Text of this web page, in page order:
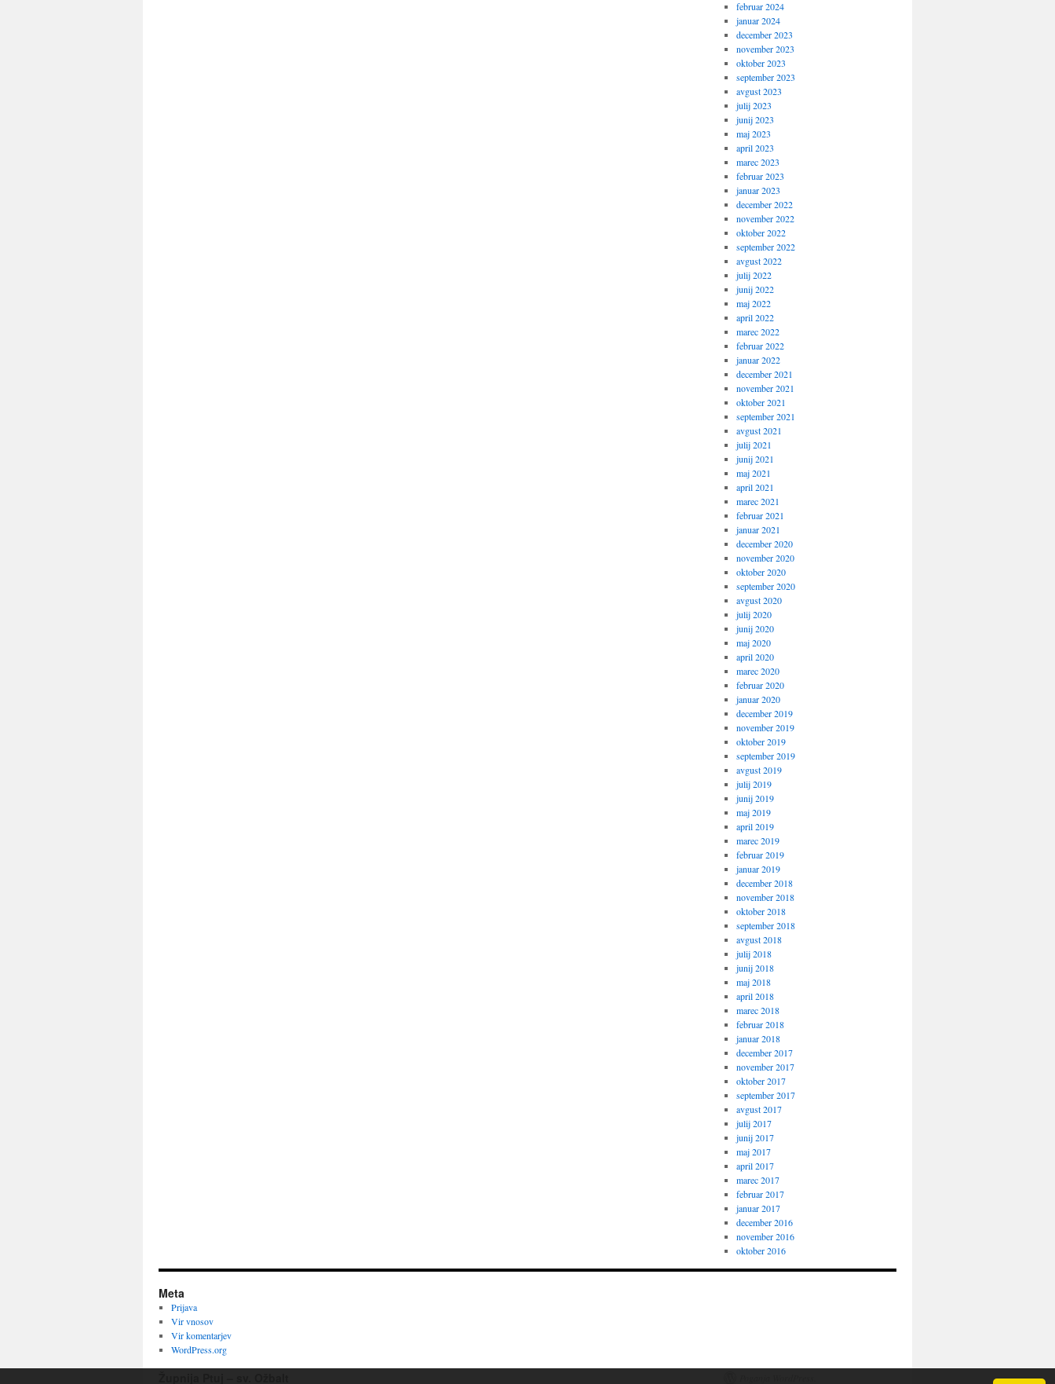
februar 2024
januar 2024
december 2023
november 2023
oktober 2023
september 2023
avgust 2023
julij 2023
junij 2023
maj 2023
april 2023
marec 2023
februar 2023
januar 2023
december 2022
november 2022
oktober 2022
september 2022
avgust 2022
julij 2022
junij 2022
maj 2022
april 2022
marec 2022
februar 2022
januar 2022
december 2021
november 2021
oktober 2021
september 2021
avgust 2021
julij 2021
junij 2021
maj 2021
april 2021
marec 2021
februar 2021
januar 2021
december 2020
november 2020
oktober 2020
september 2020
avgust 2020
julij 2020
junij 2020
maj 2020
april 2020
marec 2020
februar 2020
januar 2020
december 2019
november 2019
oktober 2019
september 2019
avgust 2019
julij 2019
junij 2019
maj 2019
april 2019
marec 2019
februar 2019
januar 2019
december 2018
november 2018
oktober 2018
september 2018
avgust 2018
julij 2018
junij 2018
maj 2018
april 2018
marec 2018
februar 2018
januar 2018
december 2017
november 2017
oktober 2017
september 2017
avgust 2017
julij 2017
junij 2017
maj 2017
april 2017
marec 2017
februar 2017
januar 2017
december 2016
november 2016
oktober 2016
Meta
Prijava
Vir vnosov
Vir komentarjev
WordPress.org